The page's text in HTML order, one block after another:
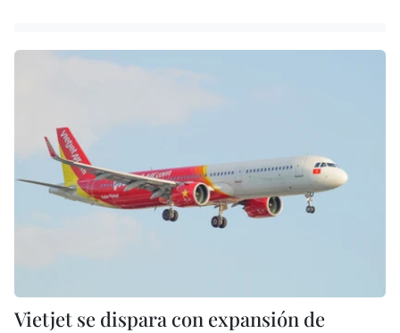
Vietjet se dispara con expansión de